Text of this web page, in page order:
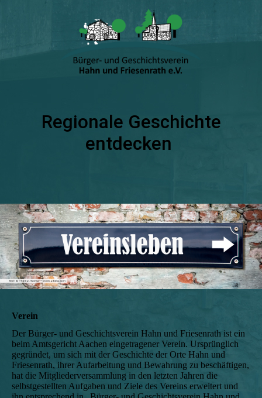
Regionale Geschichte
entdecken
Verein
Der Bürger- und Geschichtsverein Hahn und Friesenrath ist ein
beim Amtsgericht Aachen eingetragener Verein. Ursprünglich
gegründet, um sich mit der Geschichte der Orte Hahn und
Friesenrath, ihrer Aufarbeitung und Bewahrung zu beschäftigen,
hat die Mitgliederversammlung in den letzten Jahren die
selbstgestellten Aufgaben und Ziele des Vereins erweitert und